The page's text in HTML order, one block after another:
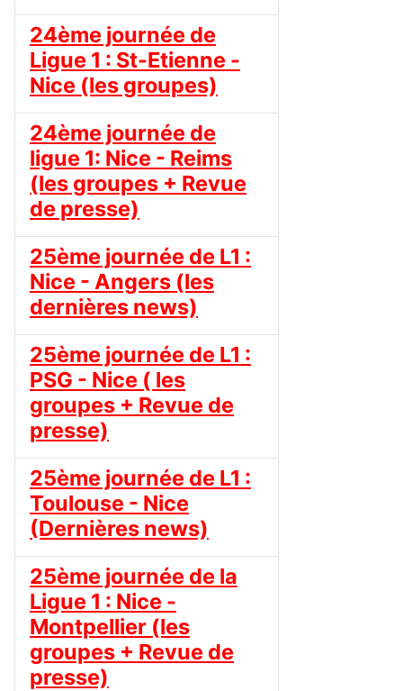
24ème journée de
Ligue 1 : St-Etienne -
Nice (les groupes)
24ème journée de
ligue 1: Nice - Reims
(les groupes + Revue
de presse)
25ème journée de L1 :
Nice - Angers (les
dernières news)
25ème journée de L1 :
PSG - Nice ( les
groupes + Revue de
presse)
25ème journée de L1 :
Toulouse - Nice
(Dernières news)
25ème journée de la
Ligue 1 : Nice -
Montpellier (les
groupes + Revue de
presse)